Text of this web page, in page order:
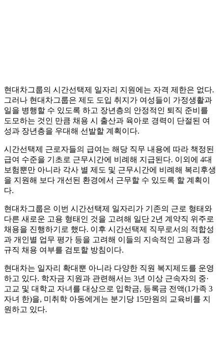
현대차그룹의 시간선택제 일자리 지원에는 자격 제한은 없다.
그러나 현대차그룹은 제도 도입 취지가 여성들이 가정생활과
일을 병행할 수 있도록 하고 장년층의 안정적인 퇴직 준비를
도모하는 것인 만큼 채용 시 출산과 육아로 경력이 단절된 여
성과 장년층을 우대해 선발할 계획이다.
시간선택제 근로자들의 급여는 해당 직무 내용에 따라 책정된
급여 수준을 기초로 근무시간에 비례해 지급된다. 이외에 4대
보험뿐만 아니라 각사 별 제도 및 근무시간에 비례해 복리후생
을 지원해 보다 개선된 환경에서 근무할 수 있도록 할 계획이
다.
현대차그룹은 이번 시간선택제 일자리가 기존의 근로 형태와
다른 새로운 고용 형태인 것을 고려해 일단 2년 계약직 위주로
채용을 진행하기로 했다. 이후 시간선택제 직무로서의 적합성
과 개인별 업무 평가 등을 고려해 이들의 지속적인 고용과 정
규직 채용 여부를 검토할 방침이다.
현대차는 일자리 확대뿐 아니라 다양한 직원 복지제도를 운영
하고 있다. 학자금 지원과 관련해서는 3년 이상 근속자의 중·
고교 및 대학교 자녀를 대상으로 입학금, 등록금 전액(1가족 3
자녀 한)을, 미취학 아동에게는 분기당 15만원의 교육비를 지
원하고 있다.